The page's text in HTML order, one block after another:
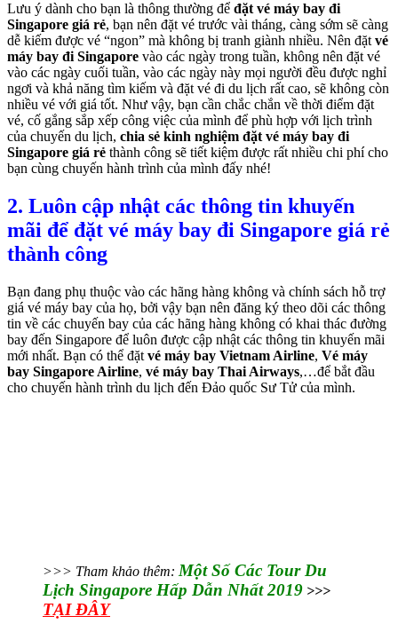
Lưu ý dành cho bạn là thông thường để đặt vé máy bay đi
Singapore giá rẻ, bạn nên đặt vé trước vài tháng, càng sớm sẽ càng
dễ kiếm được vé “ngon” mà không bị tranh giành nhiều. Nên đặt vé
máy bay đi Singapore vào các ngày trong tuần, không nên đặt vé
vào các ngày cuối tuần, vào các ngày này mọi người đều được nghỉ
ngơi và khả năng tìm kiếm và đặt vé đi du lịch rất cao, sẽ không còn
nhiều vé với giá tốt. Như vậy, bạn cần chắc chắn về thời điểm đặt
vé, cố gắng sắp xếp công việc của mình để phù hợp với lịch trình
của chuyến du lịch, chia sẻ kinh nghiệm đặt vé máy bay đi
Singapore giá rẻ thành công sẽ tiết kiệm được rất nhiều chi phí cho
bạn cùng chuyến hành trình của mình đấy nhé!
2. Luôn cập nhật các thông tin khuyến
mãi để đặt vé máy bay đi Singapore giá rẻ
thành công
Bạn đang phụ thuộc vào các hãng hàng không và chính sách hỗ trợ
giá vé máy bay của họ, bởi vậy bạn nên đăng ký theo dõi các thông
tin về các chuyến bay của các hãng hàng không có khai thác đường
bay đến Singapore để luôn được cập nhật các thông tin khuyến mãi
mới nhất. Bạn có thể đặt vé máy bay Vietnam Airline, Vé máy
bay Singapore Airline, vé máy bay Thai Airways,…để bắt đầu
cho chuyến hành trình du lịch đến Đảo quốc Sư Tử của mình.
>>> Tham khảo thêm: Một Số Các Tour Du
Lịch Singapore Hấp Dẫn Nhất 2019 >>>
TẠI ĐÂY